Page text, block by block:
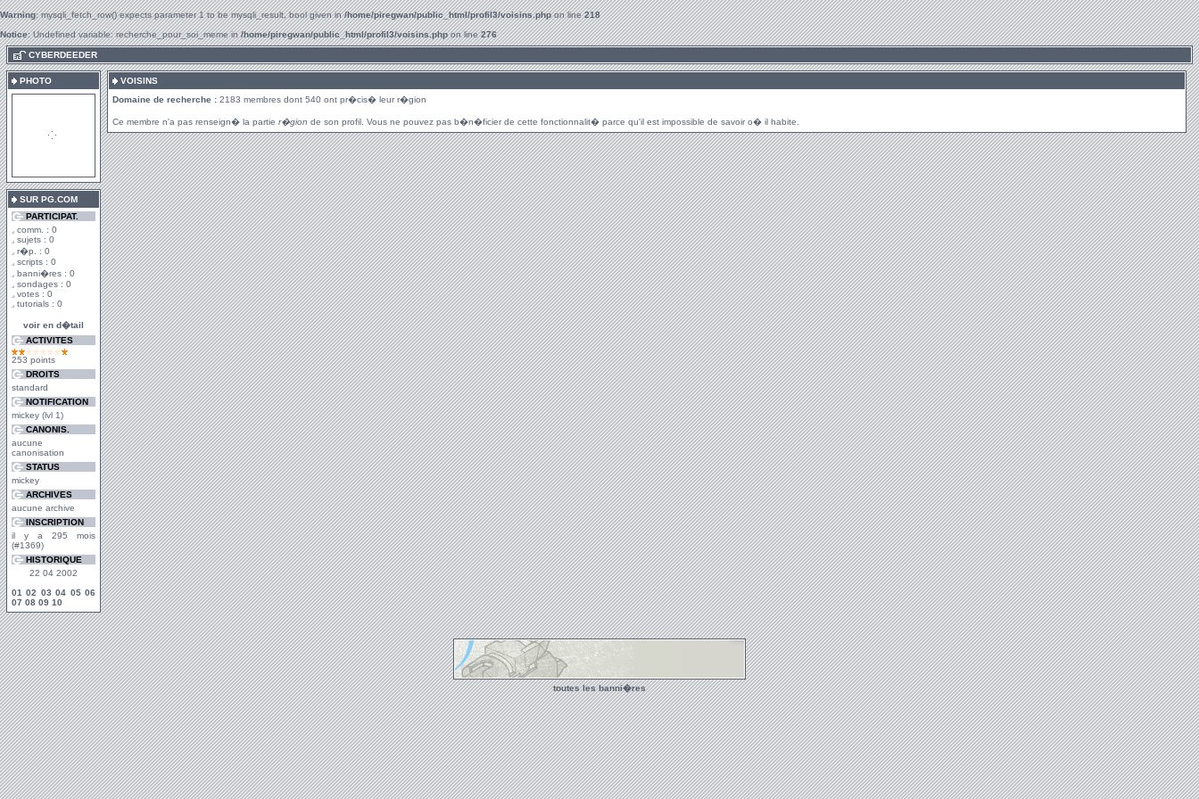
Warning: mysqli_fetch_row() expects parameter 1 to be mysqli_result, bool given in/home/piregwan/public_html/profil3/voisins.phpon line218
Notice: Undefined variable: recherche_pour_soi_meme in/home/piregwan/public_html/profil3/voisins.phpon line276
CYBERDEEDER
PHOTO
SUR PG.COM
PARTICIPAT.
comm. : 0
sujets : 0
r�p. : 0
scripts : 0
banni�res : 0
sondages : 0
votes : 0
tutorials : 0
voir en d�tail
ACTIVITES
253 points
DROITS
standard
NOTIFICATION
mickey (lvl 1)
CANONIS.
aucune
canonisation
STATUS
mickey
ARCHIVES
aucune archive
INSCRIPTION
il y a 295 mois
(#1369)
HISTORIQUE
22 04 2002
01 02 03 04 05 06
07 08 09 10
VOISINS
Domaine de recherche : 2183 membres dont 540 ont pr�cis� leur r�gion
Ce membre n'a pas renseign� la partie r�gion de son profil. Vous ne pouvez pas b�n�ficier de cette fonctionnalit� parce qu'il est impossible de savoir o� il habite.
toutes les banni�res